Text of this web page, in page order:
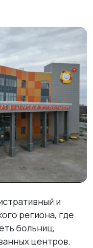
и
региона, где
больниц,
центров.